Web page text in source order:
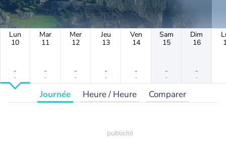
Lun
10
-
-
Mar
11
-
-
Mer
12
-
-
Jeu
13
-
-
Ven
14
-
-
Sam
15
-
-
Dim
16
-
-
Journée Heure / Heure Comparer